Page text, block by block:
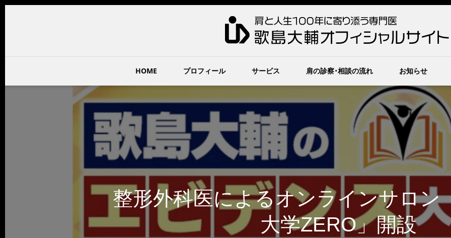
HOME プロフィール サービス 肩の診察・相談の流れ お知らせ
整形外科医によるオンラインサロン
大学ZERO」開設